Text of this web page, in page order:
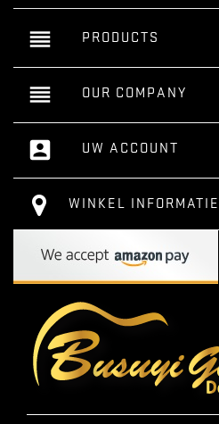
reorder PRODUCTS
reorder OUR COMPANY
account_box UW ACCOUNT
WINKEL INFORMATIE